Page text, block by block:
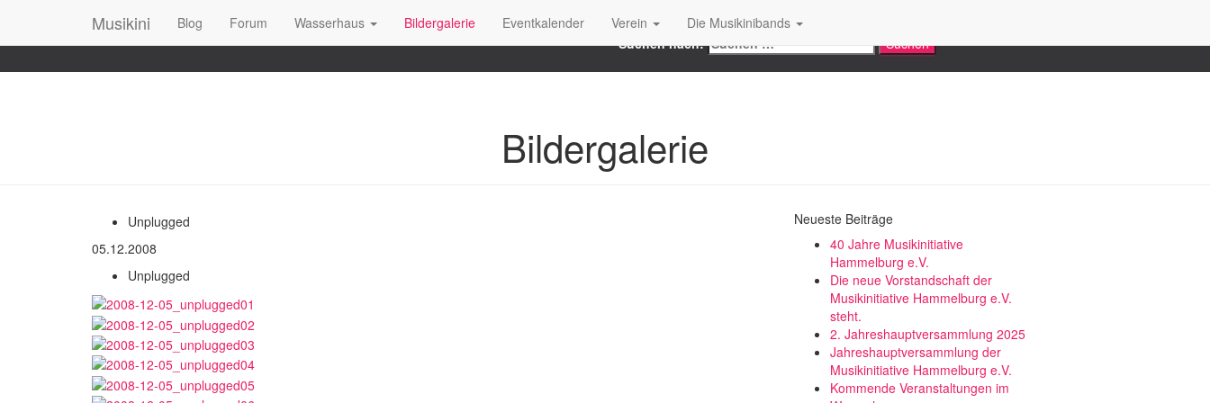
Search
Suchen nach:
Musikini Blog Forum Wasserhaus Bildergalerie Eventkalender Verein Die Musikinibands
Bildergalerie
Unplugged
05.12.2008
Unplugged
Neueste Beiträge
40 Jahre Musikinitiative
Hammelburg e.V.
Die neue Vorstandschaft der
Musikinitiative Hammelburg e.V.
steht.
2. Jahreshauptversammlung 2025
Jahreshauptversammlung der
Musikinitiative Hammelburg e.V.
Kommende Veranstaltungen im